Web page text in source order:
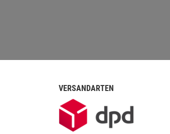
VERSANDARTEN